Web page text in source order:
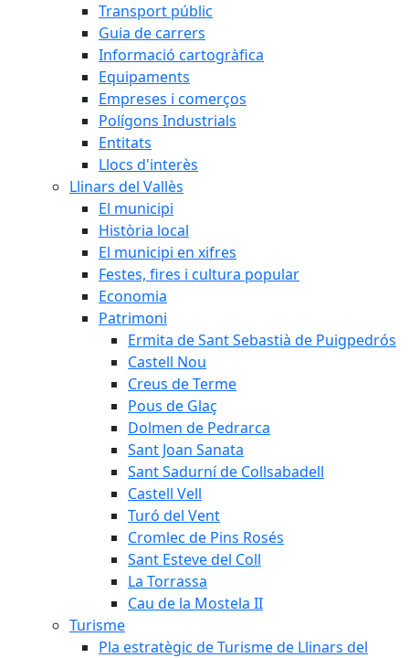
Transport públic
Guia de carrers
Informació cartogràfica
Equipaments
Empreses i comerços
Polígons Industrials
Entitats
Llocs d'interès
Llinars del Vallès
El municipi
Història local
El municipi en xifres
Festes, fires i cultura popular
Economia
Patrimoni
Ermita de Sant Sebastià de Puigpedrós
Castell Nou
Creus de Terme
Pous de Glaç
Dolmen de Pedrarca
Sant Joan Sanata
Sant Sadurní de Collsabadell
Castell Vell
Turó del Vent
Cromlec de Pins Rosés
Sant Esteve del Coll
La Torrassa
Cau de la Mostela II
Turisme
Pla estratègic de Turisme de Llinars del